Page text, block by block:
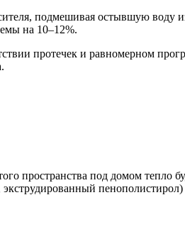
подмешивая остывшую воду
на 10–12%.
протечек и равномерном
пространства под домом тепло